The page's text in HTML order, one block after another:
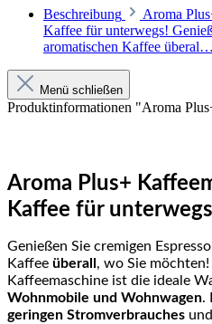
Beschreibung
Aroma
Kaffee für unterwegs!
aromatischen Kaffee überal…
Menü schließen
Produktinformationen "Aroma
Aroma Plus+
Kaffee für
Genießen Sie cremigen
Kaffee überall , wo Sie
Kaffeemaschine ist die ideale
Wohnmobile und Wohnwagen.
geringen Stromverbrauches und